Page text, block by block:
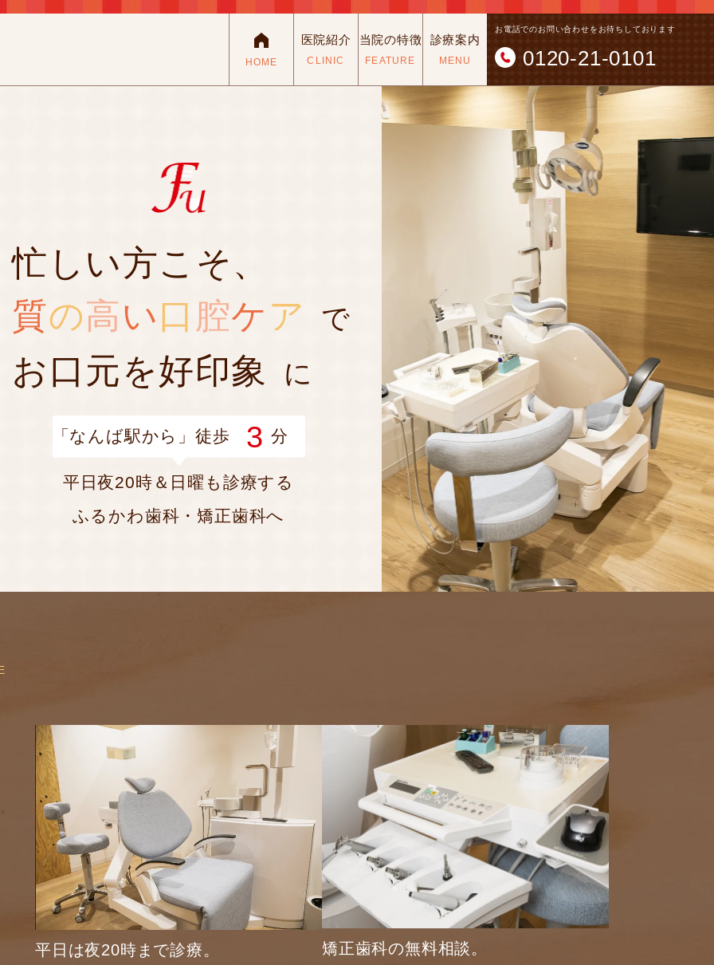
お電話でのお問い合わせをお待ちしております
0120-21-0101
HOME
医院紹介
CLINIC
当院の特徴
FEATURE
診療案内
MENU
診療科目
忙しい方こそ、
質の高い口 腔ケ ア で
お口元を好印象 に
「なんば駅から」徒歩 3 分
平日夜20時＆日曜も診療する
ふるかわ歯科・矯正歯科へ
平日は夜20時まで診療。 矯正歯科の無料相談。